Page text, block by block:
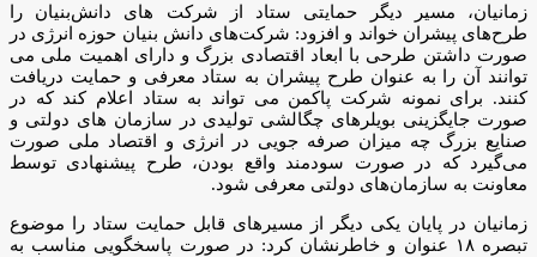
زمانیان، مسیر دیگر حمایتی ستاد از شرکت های دانش‌بنیان را
طرح‌های پیشران خواند و افزود: شرکت‌های دانش بنیان حوزه انرژی در
صورت داشتن طرحی با ابعاد اقتصادی بزرگ و دارای اهمیت ملی می
توانند آن را به عنوان طرح‌ پیشران به ستاد معرفی و حمایت دریافت
کنند. برای نمونه شرکت پاکمن می تواند به ستاد اعلام کند که در
صورت جایگزینی بویلرهای چگالشی تولیدی در سازمان های دولتی و
صنایع بزرگ چه میزان صرفه جویی در انرژی و اقتصاد ملی صورت
می‌گیرد که در صورت سودمند واقع بودن، طرح پیشنهادی توسط
معاونت به سازمان‌های دولتی معرفی شود.
زمانیان در پایان یکی دیگر از مسیرهای قابل حمایت ستاد را موضوع
تبصره ۱۸ عنوان و خاطرنشان کرد: در صورت پاسخگویی مناسب به